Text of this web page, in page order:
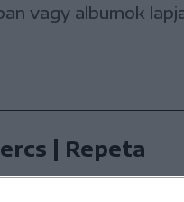
vagy albumok
| Repeta